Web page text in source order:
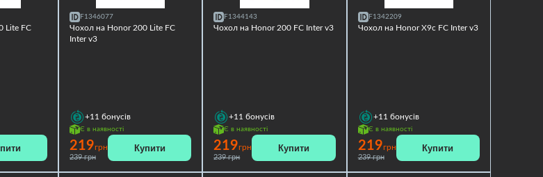
Lite FC
F1346077
Чохол на Honor 200 Lite FC
Inter v3
+11 бонусів
Є в наявності
219грн
239 грн
Купити
F1344143
Чохол на Honor 200 FC Inter v3
+11 бонусів
Є в наявності
219грн
239 грн
Купити
F1342209
Чохол на Honor X9c FC Inter v3
+11 бонусів
Є в наявності
219грн
239 грн
Купити